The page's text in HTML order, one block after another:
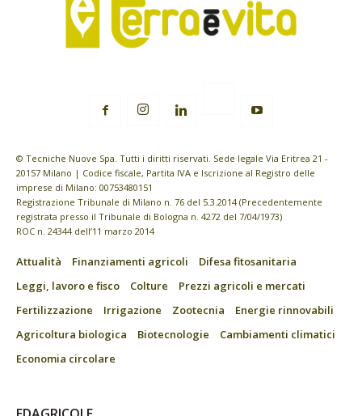
© Tecniche Nuove Spa. Tutti i diritti riservati. Sede legale Via Eritrea 21 -
20157 Milano | Codice fiscale, Partita IVA e Iscrizione al Registro delle
imprese di Milano: 00753480151
Registrazione Tribunale di Milano n. 76 del 5.3.2014 (Precedentemente
registrata presso il Tribunale di Bologna n. 4272 del 7/04/1973)
ROC n. 24344 dell’11 marzo 2014
Attualità Finanziamenti agricoli
Difesa fitosanitaria
Leggi, lavoro e fisco
Colture
Prezzi agricoli e mercati
Fertilizzazione
Irrigazione Zootecnia
Energie rinnovabili
Agricoltura biologica
Biotecnologie
Cambiamenti climatici
Economia circolare